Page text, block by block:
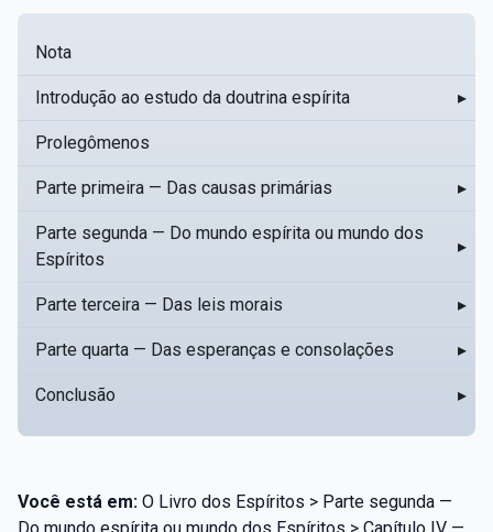
Nota
Introdução ao estudo da doutrina espírita ▸
Prolegômenos
Parte primeira — Das causas primárias ▸
Parte segunda — Do mundo espírita ou mundo dos
Espíritos
▸
Parte terceira — Das leis morais ▸
Parte quarta — Das esperanças e consolações ▸
Conclusão ▸
Você está em: O Livro dos Espíritos > Parte segunda —